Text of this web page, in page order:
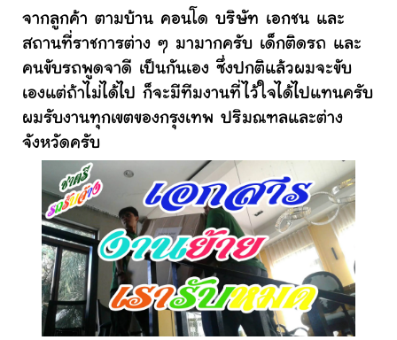
จากลูกค้า ตามบ้าน คอนโด บริษัท เอกชน และ
สถานที่ราชการต่าง ๆ มามากครับ เด็กติดรถ และ
คนขับรถพูดจาดี เป็นกันเอง ซึ่งปกติแล้วผมจะขับ
เองแต่ถ้าไม่ได้ไป ก็จะมีทีมงานที่ไว้ใจได้ไปแทนครับ
ผมรับงานทุกเขตของกรุงเทพ ปริมณฑลและต่าง
จังหวัดครับ